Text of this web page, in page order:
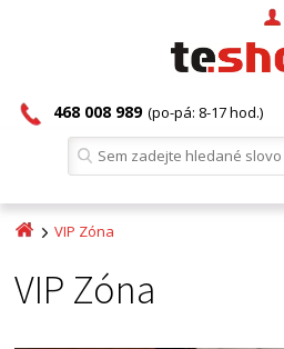
468 008 989 (po-pá: 8-17 hod.)
VIP Zóna
VIP Zóna